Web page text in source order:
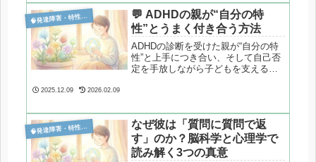
反芻（はんすう）思考のループを強
制終了させる、3つの実践的な心理的
アプローチを解説します。

発達障害・特性分析
💬 ADHDの親が“自分の特
性”とうまく付き合う方法
ADHDの診断を受けた親が“自分の特
性”と上手につき合い、そして自己否
定を手放しながら子どもを支えるた
2025.12.09 2026.02.09

発達障害・特性分析
なぜ彼は「質問に質問で返
す」のか？脳科学と心理学で
読み解く3つの真意